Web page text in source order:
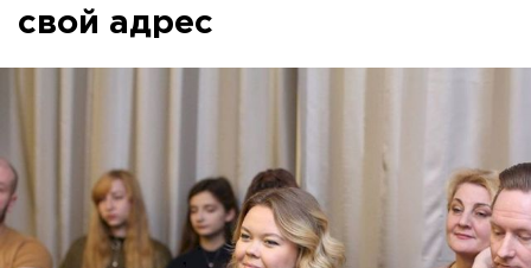
свой адрес